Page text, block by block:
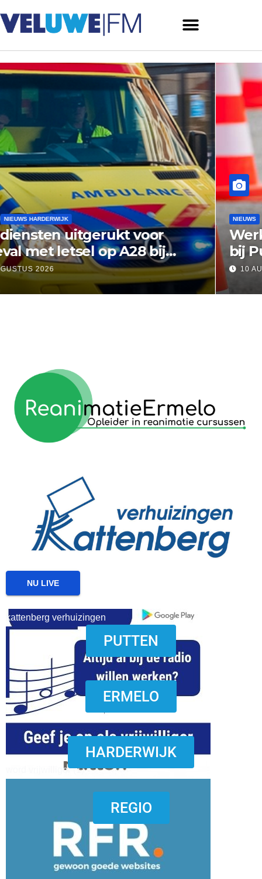
NIEUWS NIEUWS PUTTEN
Werkzaamheden rotonde N798
bij Putten vandaag van start
10 AUGUSTUS 2026
reanimatie ermelo
download onzze App
kattenberg verhuizingen
word vrijwilliger (1)
NU LIVE
PUTTEN
ERMELO
HARDERWIJK
REGIO